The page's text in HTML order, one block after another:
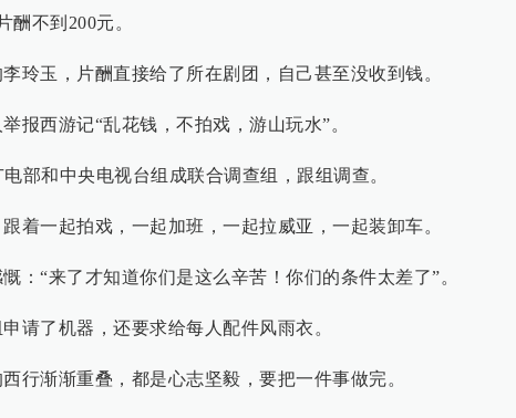
酬不到200元。
玲玉，片酬直接给了所在剧团，自己甚至没收到钱。
报西游记“乱花钱，不拍戏，游山玩水”。
部和中央电视台组成联合调查组，跟组调查。
着一起拍戏，一起加班，一起拉威亚，一起装卸车。
：“来了才知道你们是这么辛苦！你们的条件太差了”。
请了机器，还要求给每人配件风雨衣。
行渐渐重叠，都是心志坚毅，要把一件事做完。